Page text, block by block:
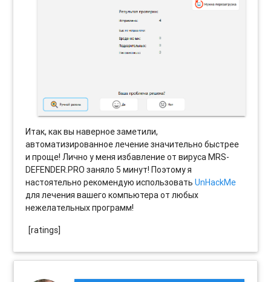
Итак, как вы наверное заметили,
автоматизированное лечение значительно быстрее
и проще! Лично у меня избавление от вируса MRS-
DEFENDER.PRO заняло 5 минут! Поэтому я
настоятельно рекомендую использоватьUnHackMe
для лечения вашего компьютера от любых
нежелательных программ!
[ratings]